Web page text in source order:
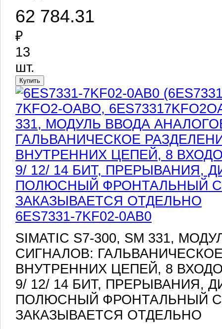
62 784.31
₽
13
шт.
6ES7331-7KF02-0AB0
SIMATIC S7-300, SM 331,
СИГНАЛОВ:
ВНУТРЕННИХ ЦЕПЕЙ, 8
9/ 12/ 14 БИТ, ПРЕРЫВАНИЯ,
ПОЛЮСНЫЙ ФРОНТАЛЬНЫЙ
ЗАКАЗЫВАЕТСЯ ОТДЕЛЬНО